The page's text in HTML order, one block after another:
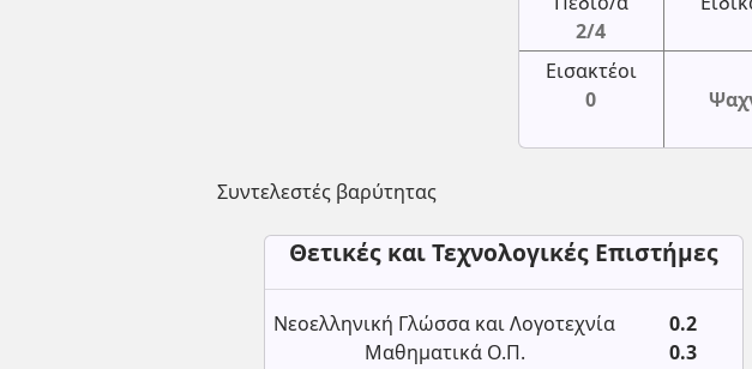
2/4
Εισακτέοι
0
Συντελεστές βαρύτητας
Θετικές και Τεχνολογικές Επιστήμες
Νεοελληνική Γλώσσα και Λογοτεχνία
0.2
Μαθηματικά Ο.Π.
0.3